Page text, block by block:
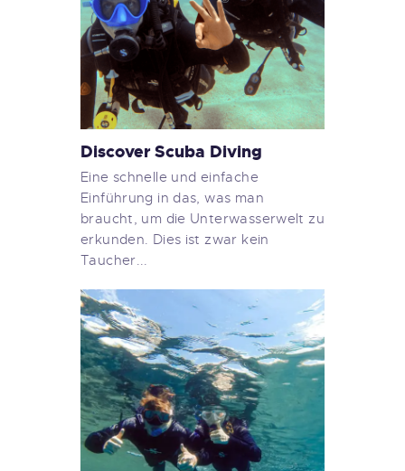
Discover Scuba Diving
Eine schnelle und einfache
Einführung in das, was man
braucht, um die Unterwasserwelt zu
erkunden. Dies ist zwar kein
Taucher...